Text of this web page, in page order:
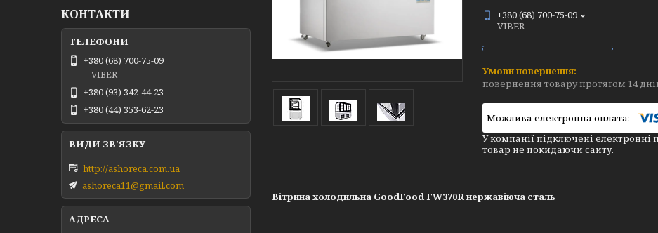
+380 (68) 700-75-09
VIBER
повернення товару протягом 14
У компанії підключені
товар не покидаючи сайту.
Вітрина холодильна GoodFood FW370R нержавіюча сталь
КОНТАКТИ
+380 (68) 700-75-09
VIBER
+380 (93) 342-44-23
+380 (44) 353-62-23
http://ashoreca.com.ua
ashoreca11@gmail.com